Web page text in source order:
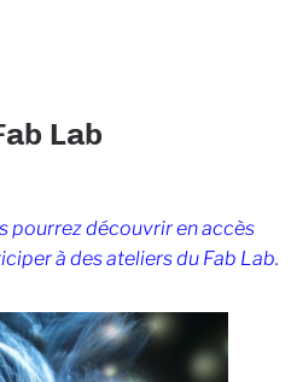
Lab
pourrez découvrir en accès
à des ateliers du Fab Lab.